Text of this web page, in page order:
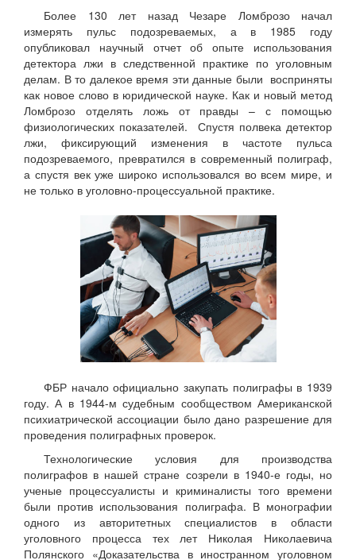
Более 130 лет назад Чезаре Ломброзо начал
измерять пульс подозреваемых, а в 1985 году
опубликовал научный отчет об опыте использования
детектора лжи в следственной практике по уголовным
делам. В то далекое время эти данные были восприняты
как новое слово в юридической науке. Как и новый метод
Ломброзо отделять ложь от правды – с помощью
физиологических показателей. Спустя полвека детектор
лжи, фиксирующий изменения в частоте пульса
подозреваемого, превратился в современный полиграф,
а спустя век уже широко использовался во всем мире, и
не только в уголовно-процессуальной практике.
ФБР начало официально закупать полиграфы в 1939
году. А в 1944-м судебным сообществом Американской
психиатрической ассоциации было дано разрешение для
проведения полиграфных проверок.
Технологические условия для производства
полиграфов в нашей стране созрели в 1940-е годы, но
ученые процессуалисты и криминалисты того времени
были против использования полиграфа. В монографии
одного из авторитетных специалистов в области
уголовного процесса тех лет Николая Николаевича
Полянского «Доказательства в иностранном уголовном